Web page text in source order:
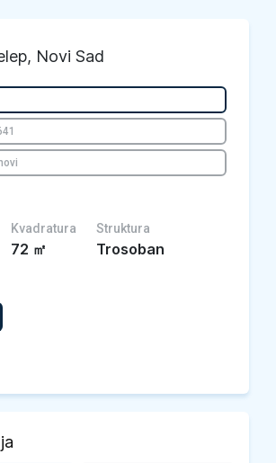
, Novi Sad
Kvadratura
72 ㎡
Struktura
Trosoban